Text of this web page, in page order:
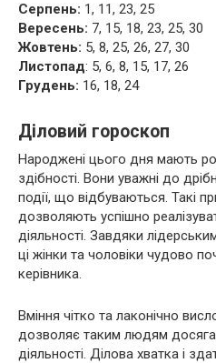
Серпень: 1, 11, 23, 25
Вересень: 7, 15, 18, 23, 25, 30
Жовтень: 5, 8, 25, 26, 27, 30
Листопад: 5, 6, 8, 15, 17, 26
Грудень: 16, 18, 24
Діловий гороскоп
Народжені цього дня мають
здібності. Вони уважні до
події, що відбуваються. Такі
дозволяють успішно
діяльності. Завдяки
ці жінки та чоловіки чудово
керівника.
Вміння чітко та лаконічно
дозволяє таким людям
діяльності. Ділова хватка і